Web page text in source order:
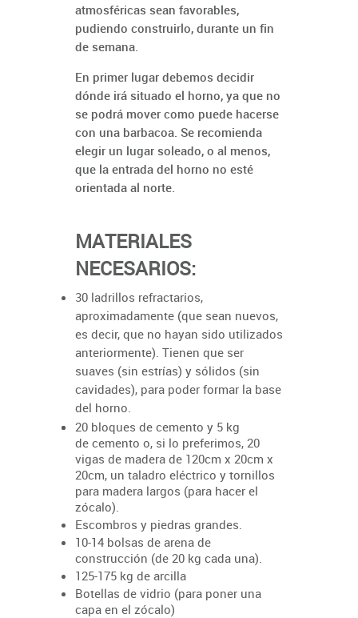
atmosféricas sean favorables,
pudiendo construirlo, durante un fin
de semana.
En primer lugar debemos decidir
dónde irá situado el horno, ya que no
se podrá mover como puede hacerse
con una barbacoa. Se recomienda
elegir un lugar soleado, o al menos,
que la entrada del horno no esté
orientada al norte.
MATERIALES
NECESARIOS:
30 ladrillos refractarios,
aproximadamente (que sean nuevos,
es decir, que no hayan sido utilizados
anteriormente). Tienen que ser
suaves (sin estrías) y sólidos (sin
cavidades), para poder formar la base
del horno.
20 bloques de cemento y 5 kg
de cemento o, si lo preferimos, 20
vigas de madera de 120cm x 20cm x
20cm, un taladro eléctrico y tornillos
para madera largos (para hacer el
zócalo).
Escombros y piedras grandes.
10-14 bolsas de arena de
construcción (de 20 kg cada una).
125-175 kg de arcilla
Botellas de vidrio (para poner una
capa en el zócalo)